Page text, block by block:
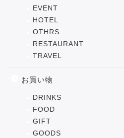
EVENT
HOTEL
OTHRS
RESTAURANT
TRAVEL
お買い物
DRINKS
FOOD
GIFT
GOODS